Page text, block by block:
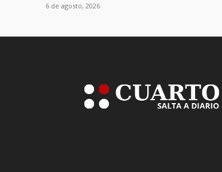
6 de agosto, 2026